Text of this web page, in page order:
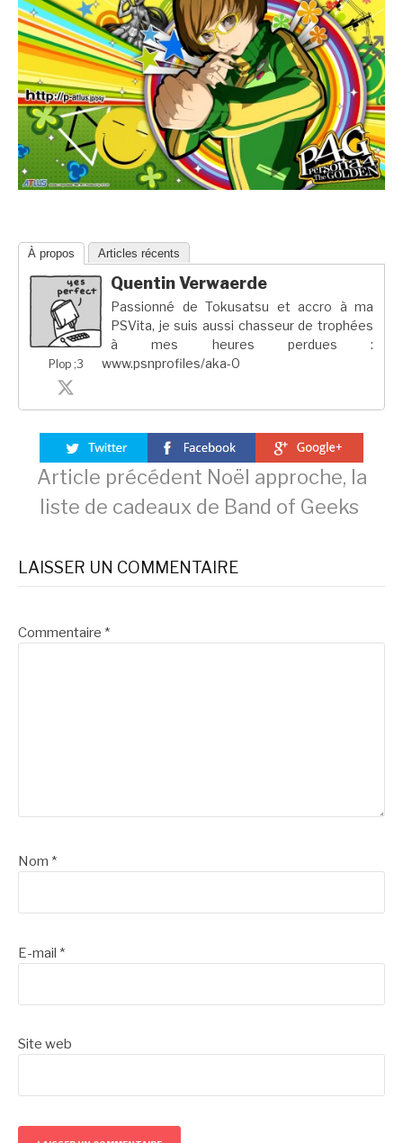
À propos Articles récents
Plop ;3
Quentin Verwaerde
Passionné de Tokusatsu et accro à ma
PSVita, je suis aussi chasseur de trophées
à mes heures perdues :
www.psnprofiles/aka-0
Lire
la
suite
Article précédent Noël approche, la
liste de cadeaux de Band of Geeks
LAISSER UN COMMENTAIRE
Commentaire *
Nom *
E-mail *
Site web